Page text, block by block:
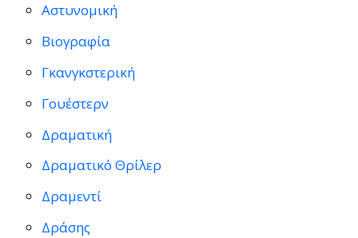
Αστυνομική
Βιογραφία
Γκανγκστερική
Γουέστερν
Δραματική
Δραματικό Θρίλερ
Δραμεντί
Δράσης